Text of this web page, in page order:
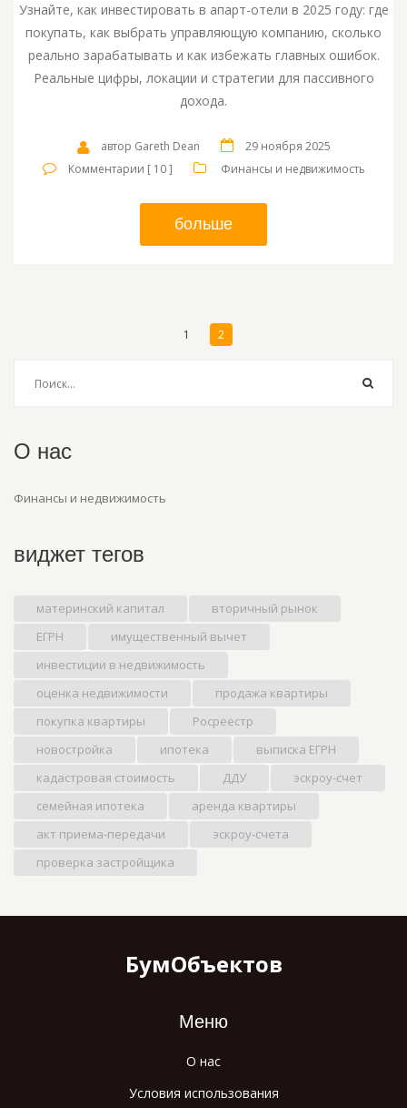
Узнайте, как инвестировать в апарт-отели в 2025 году: где
покупать, как выбрать управляющую компанию, сколько
реально зарабатывать и как избежать главных ошибок.
Реальные цифры, локации и стратегии для пассивного
дохода.
автор Gareth Dean
29 ноября 2025
Комментарии [ 10 ]
Финансы и недвижимость
больше
1 2
О нас
Финансы и недвижимость
виджет тегов
материнский капитал
вторичный рынок
ЕГРН
имущественный вычет
инвестиции в недвижимость
оценка недвижимости
продажа квартиры
покупка квартиры
Росреестр
новостройка
ипотека
выписка ЕГРН
кадастровая стоимость
ДДУ
эскроу-счет
семейная ипотека
аренда квартиры
акт приема-передачи
эскроу-счета
проверка застройщика
БумОбъектов
Меню
О нас
Условия использования